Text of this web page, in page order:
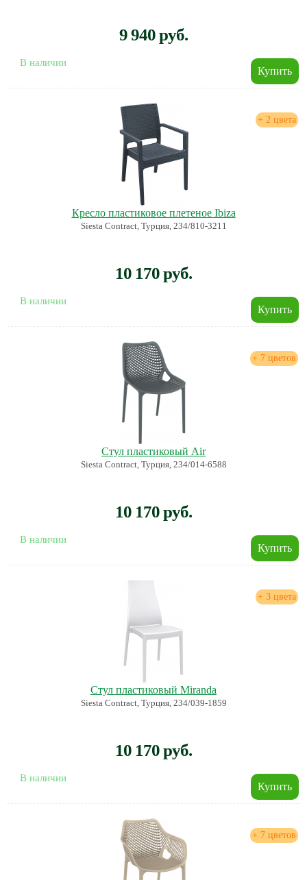
9 940 руб.
В наличии
+ 2 цвета
Кресло пластиковое плетеное Ibiza
Siesta Contract, Турция, 234/810-3211
10 170 руб.
В наличии
+ 7 цветов
Стул пластиковый Air
Siesta Contract, Турция, 234/014-6588
10 170 руб.
В наличии
+ 3 цвета
Стул пластиковый Miranda
Siesta Contract, Турция, 234/039-1859
10 170 руб.
В наличии
+ 7 цветов